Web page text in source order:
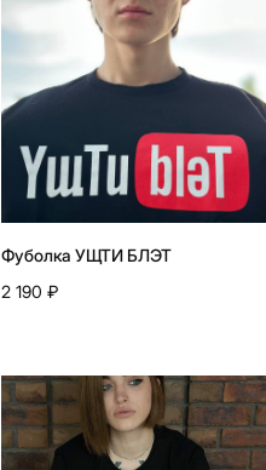
Фуболка УЩТИ БЛЭТ
2 190 ₽